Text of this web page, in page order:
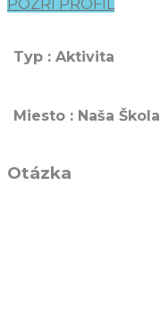
POZRI PROFIL
Typ : Aktivita
Miesto : Naša Škola
Otázka